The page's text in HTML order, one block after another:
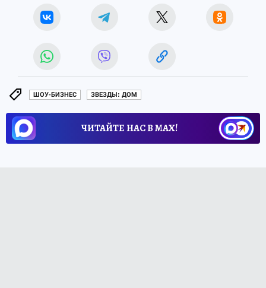
ШОУ-БИЗНЕС ЗВЕЗДЫ: ДОМ
ЧИТАЙТЕ НАС В МАХ!